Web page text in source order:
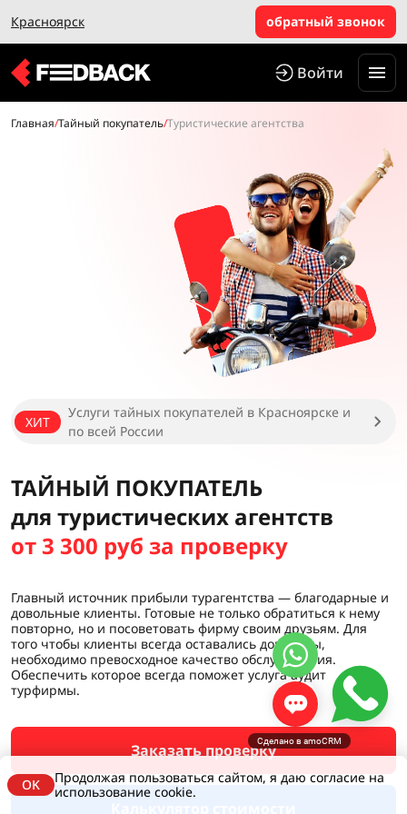
Красноярск обратный звонок
Войти
Главная/Тайный покупатель/Туристические агентства
ХИТ
Услуги тайных покупателей в Красноярске и
по всей России
ТАЙНЫЙ ПОКУПАТЕЛЬ
для туристических агентств
от 3 300 руб за проверку
Главный источник прибыли турагентства — благодарные и
довольные клиенты. Готовые не только обратиться к нему
повторно, но и посоветовать фирму своим друзьям. Для
того чтобы клиенты всегда оставались довольны,
необходимо превосходное качество обслуживания.
Обеспечить которое всегда поможет услуга аудит
турфирмы.
Заказать проверку
OK
Продолжая пользоваться сайтом, я даю согласие на
использование cookie.
Сделано в amoCRM